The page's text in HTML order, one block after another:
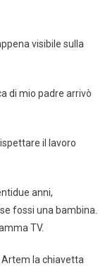
visibile sulla
di mio padre arrivò
il lavoro
anni,
fossi una bambina.
TV.
la chiavetta